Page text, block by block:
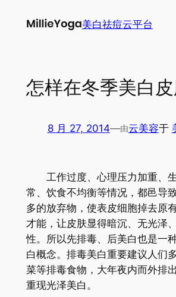
美白祛痘云平台
怎样在冬季美白
8 月 27, 2014—由云美容于
工作过度、心理压力加重、
常、饮食不均衡等情况，都邑导
多的放弃物，使表皮细胞掉去原
才能，让皮肤显得暗沉、无光泽
性。所以先排毒、后美白也是一
白概念。排毒美白重要建议人们
菜等排毒食物，大年夜内而外排
重现光泽美白。